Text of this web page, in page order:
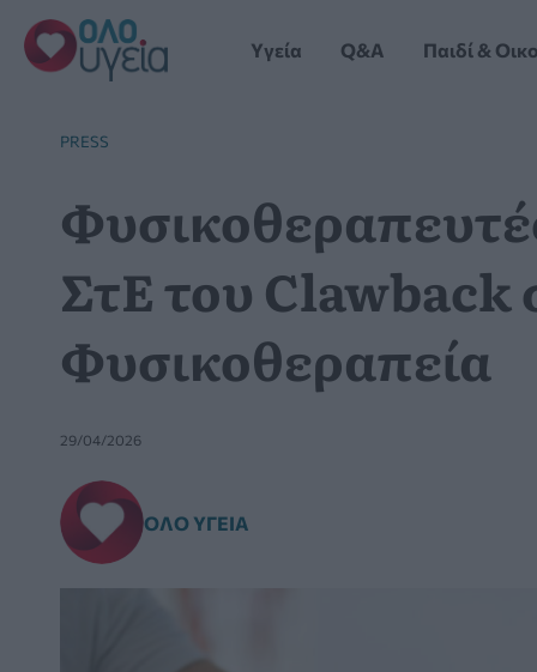
Μετάβαση
στο
περιεχόμενο
Yγεία Q&A Παιδί &
PRESS
ΣτΕ του Clawback
Φυσικοθεραπεία
29/04/2026
ΌΛΟ ΥΓΕΊΑ